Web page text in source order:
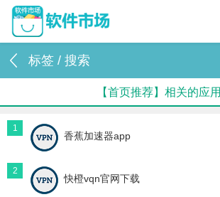
标签 / 搜索
【首页推荐】相关的应用
1
香蕉加速器app
2
快橙vqn官网下载